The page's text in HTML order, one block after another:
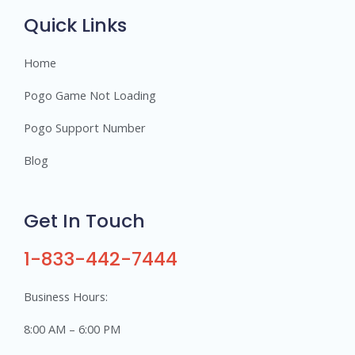
Quick Links
Home
Pogo Game Not Loading
Pogo Support Number
Blog
Get In Touch
1-833-442-7444
Business Hours:
8:00 AM – 6:00 PM